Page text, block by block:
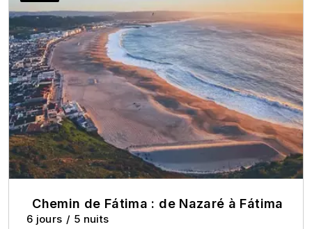
Chemin de Fátima : de Nazaré à Fátima
6 jours / 5 nuits